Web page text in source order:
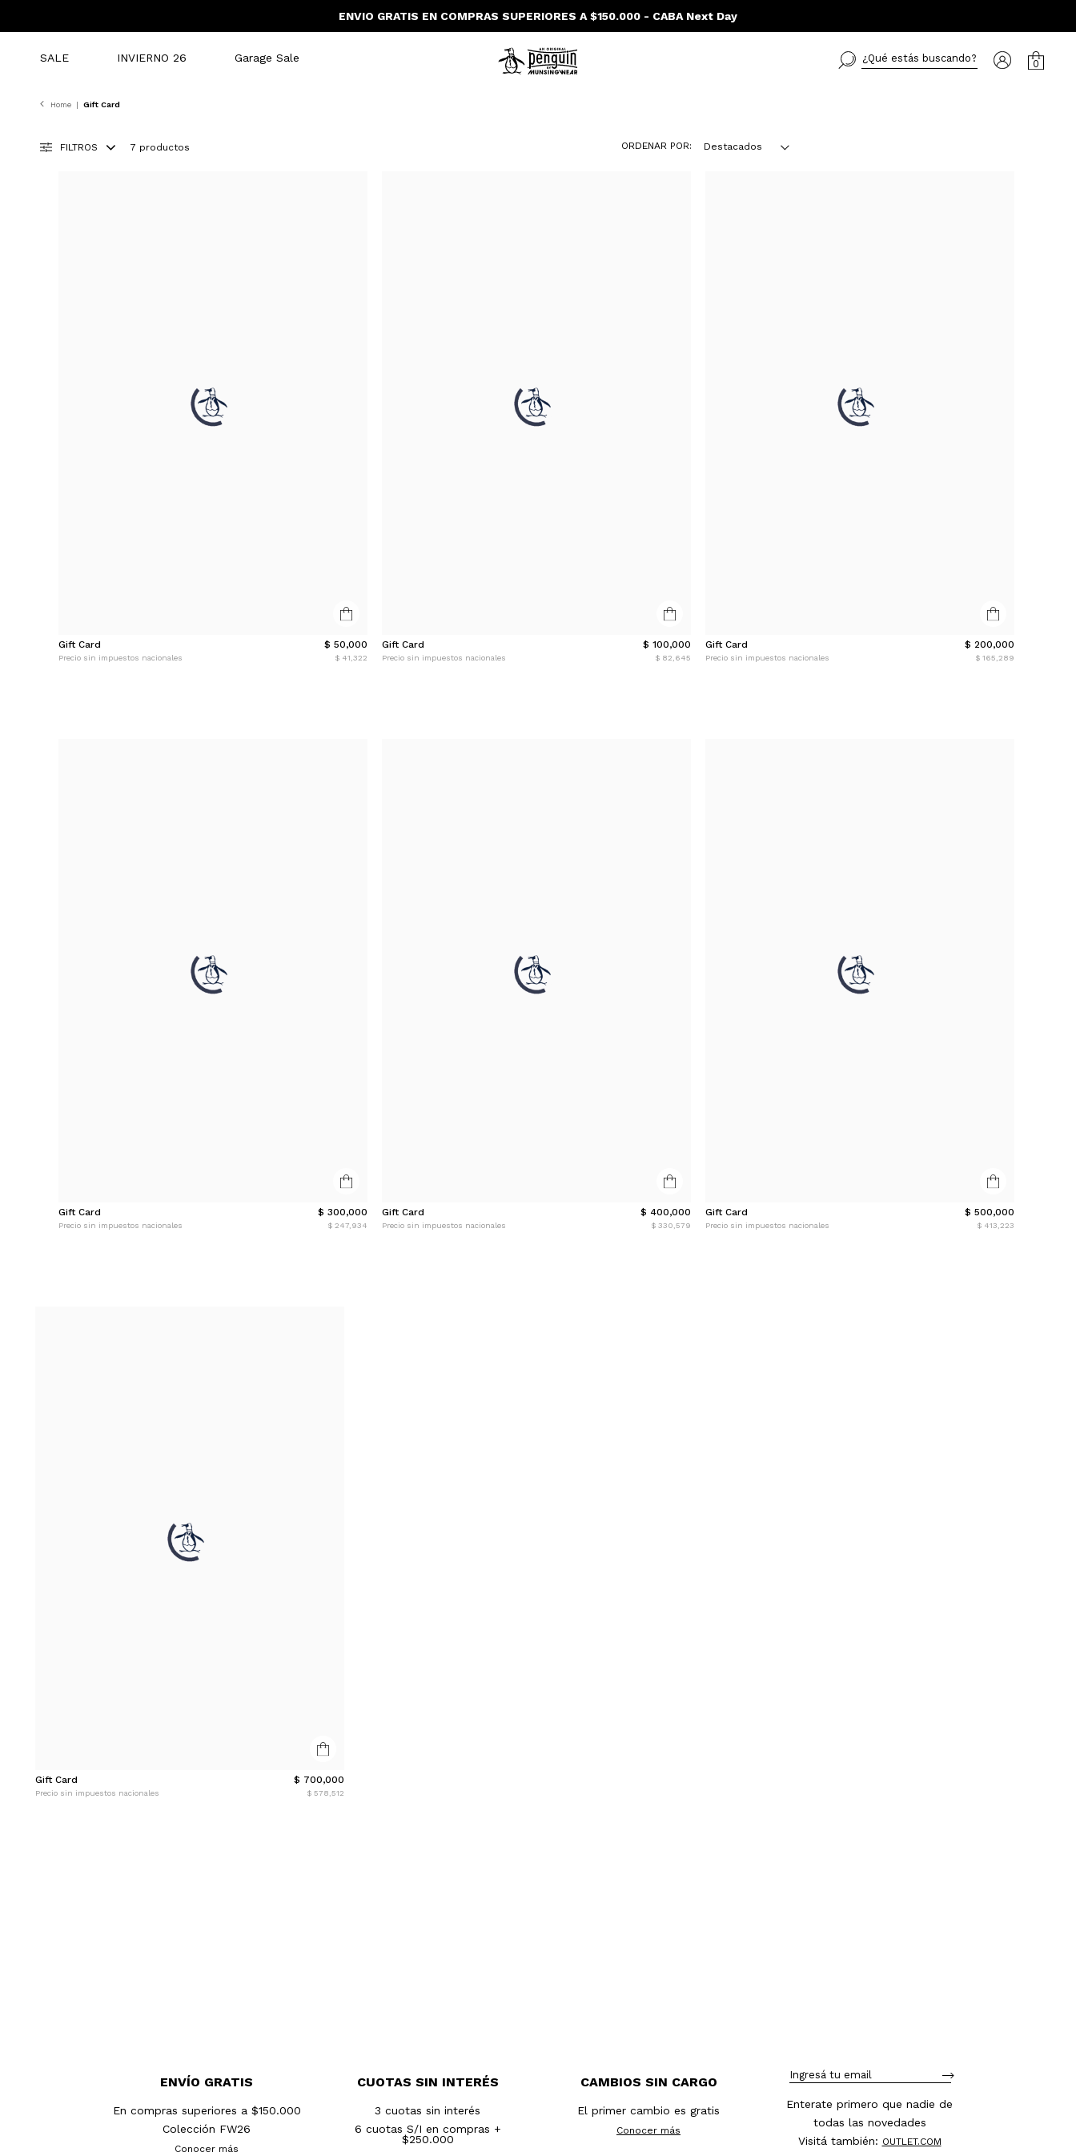
ENVIO GRATIS EN COMPRAS SUPERIORES A $150.000 - CABA Next Day
SALE INVIERNO 26 Garage Sale ¿Qué estás buscando? 0
Home | Gift Card
FILTROS 7 productos ORDENAR POR: Destacados
Gift Card $ 50,000
Precio sin impuestos nacionales $ 41,322
Gift Card $ 100,000
Precio sin impuestos nacionales $ 82,645
Gift Card $ 200,000
Precio sin impuestos nacionales $ 165,289
Gift Card $ 300,000
Precio sin impuestos nacionales $ 247,934
Gift Card $ 400,000
Precio sin impuestos nacionales $ 330,579
Gift Card $ 500,000
Precio sin impuestos nacionales $ 413,223
Gift Card $ 700,000
Precio sin impuestos nacionales $ 578,512
ENVÍO GRATIS
En compras superiores a $150.000
Colección FW26
Conocer más
CUOTAS SIN INTERÉS
3 cuotas sin interés
6 cuotas S/I en compras +
$250.000
CAMBIOS SIN CARGO
El primer cambio es gratis
Conocer más
Enterate primero que nadie de
todas las novedades
Visitá también: OUTLET.COM